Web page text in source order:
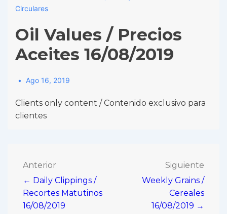
Circulares
Oil Values / Precios
Aceites 16/08/2019
Ago 16, 2019
Clients only content / Contenido exclusivo para
clientes
Navegación
de
entradas
Anterior
← Daily Clippings /
Recortes Matutinos
16/08/2019
Siguiente
Weekly Grains /
Cereales
16/08/2019 →